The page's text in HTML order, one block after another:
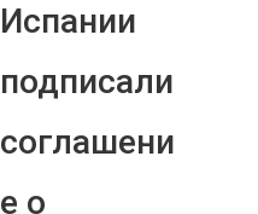
Испании
подписали
соглашени
е о